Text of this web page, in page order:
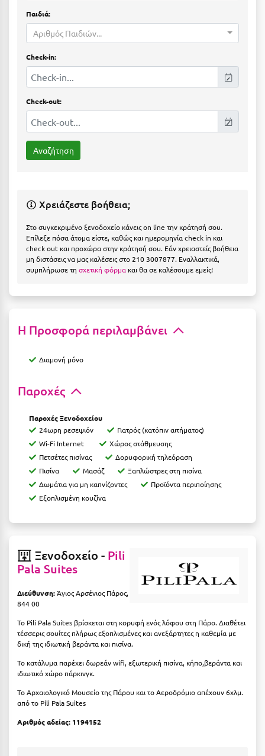
Ελληνικό Αρκαδίας
Ελούντα Κρήτης
Ερέτρια
Ερμιόνη
Εύβοια
Ευρυτανία
Ζάκυνθος
Ηλεία
Θάσος
Θεσσαλονίκη
Ιθάκη
Ικαρία
Ιωάννινα
Καβάλα
Καλαμάτα
Κάλαμος
Καλαμπάκα
Κάλυμνος
Καμένα Βούρλα
Παιδιά:
Αριθμός Παιδιών...
Check-in:
Check-out:
Χρειάζεστε βοήθεια;
Στο συγκεκριμένο ξενοδοχείο κάνεις on line την κράτησή σου.
Επίλεξε πόσα άτομα είστε, καθώς και ημερομηνία check in και
check out και προχώρα στην κράτησή σου. Εάν χρειαστείς βοήθεια
μη διστάσεις να μας καλέσεις στο 210 3007877. Εναλλακτικά,
συμπλήρωσε τη σχετική φόρμα και θα σε καλέσουμε εμείς!
Η Προσφορά περιλαμβάνει
Διαμονή μόνο
Παροχές
Παροχές Ξενοδοχείου
24ωρη ρεσεψιόν
Γιατρός (κατόπιν αιτήματος)
Wi-Fi Internet
Χώρος στάθμευσης
Πετσέτες πισίνας
Δορυφορική τηλεόραση
Πισίνα
Μασάζ
Ξαπλώστρες στη πισίνα
Δωμάτια για μη καπνίζοντες
Προϊόντα περιποίησης
Εξοπλισμένη κουζίνα
Ξενοδοχείο - Pili
Pala Suites
Διεύθυνση:Άγιος Αρσένιος Πάρος,
844 00
Το Pili Pala Suites βρίσκεται στη κορυφή ενός λόφου στη Πάρο. Διαθέτει
τέσσερις σουίτες πλήρως εξοπλισμένες και ανεξάρτητες η καθεμία με
δική της ιδιωτική βεράντα και πισίνα.
Το κατάλυμα παρέχει δωρεάν wifi, εξωτερική πισίνα, κήπο,βεράντα και
ιδιωτικό χώρο πάρκινγκ.
Το Αρχαιολογικό Μουσείο της Πάρου και το Αεροδρόμιο απέχουν 6χλμ.
από το Pili Pala Suites
Αριθμός αδείας: 1194152